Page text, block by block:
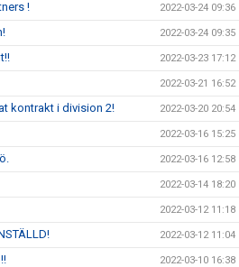
! 2022-03-24 09:36
2022-03-24 09:35
2022-03-23 17:12
2022-03-21 16:52
kontrakt i division 2! 2022-03-20 20:54
2022-03-16 15:25
2022-03-16 12:58
2022-03-14 18:20
2022-03-12 11:18
2022-03-12 11:04
2022-03-10 16:38